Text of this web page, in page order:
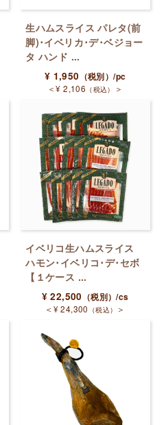
生ハムスライス パレタ(前
脚)･イベリカ･デ･ベジョー
タ ハンド ...
¥ 1,950 （税別）/pc
＜¥ 2,106 （税込） ＞
イベリコ生ハムスライス
ハモン･イベリコ･デ･セボ
【１ケース ...
¥22,500 （税別）/cs
＜ ¥24,300 （税込） ＞